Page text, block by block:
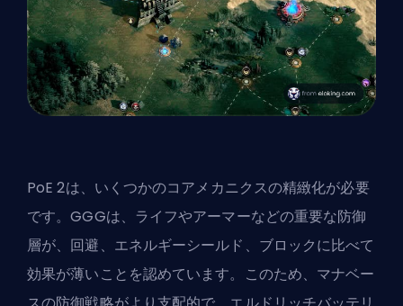
PoE 2は、いくつかのコアメカニクスの精緻化が必要
です。GGGは、ライフやアーマーなどの重要な防御
層が、回避、エネルギーシールド、ブロックに比べて
効果が薄いことを認めています。このため、マナベー